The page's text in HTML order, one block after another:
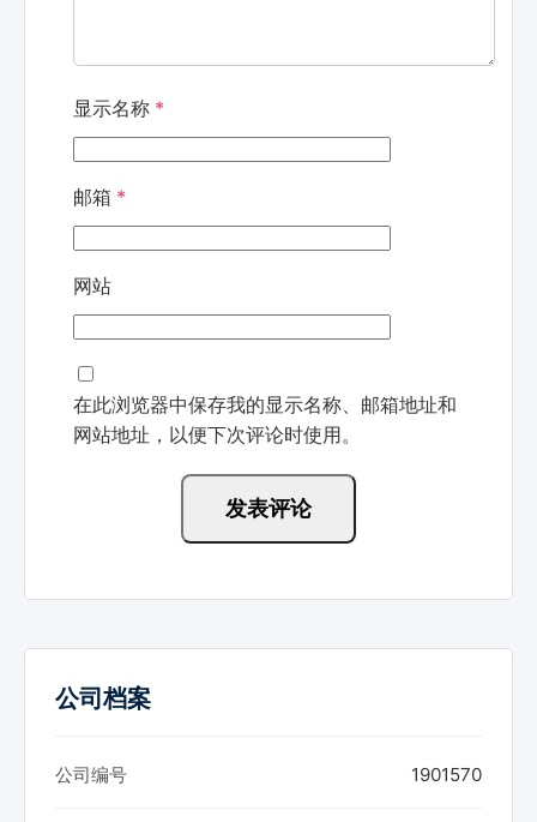
显示名称 *
邮箱 *
网站
在此浏览器中保存我的显示名称、邮箱地址和
网站地址，以便下次评论时使用。
公司档案
公司编号 1901570